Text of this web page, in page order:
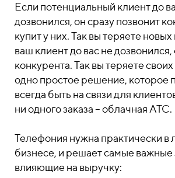
Если потенциальный клиент до
дозвонился, он сразу позвонит
купит у них. Так вы теряете
ваш клиент до вас не
конкурента. Так вы теряете
одно простое решение, которое
всегда быть на связи для
ни одного заказа – облачная АТС.
Телефония нужна практически в
бизнесе, и решает самые важные
влияющие на выручку: